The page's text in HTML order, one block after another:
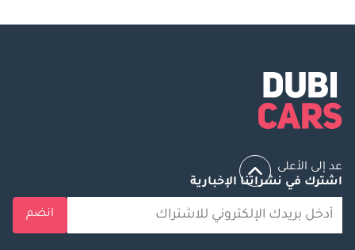
عد إلى الأعلى
اشترك في نشراتنا الإخبارية
انضم